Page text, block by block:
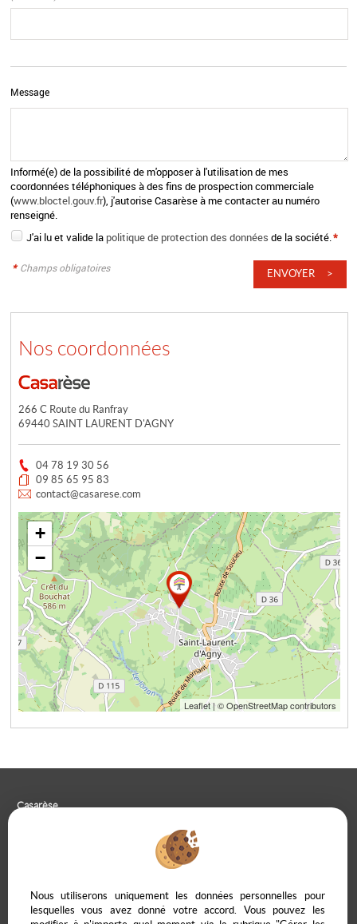
Message
Informé(e) de la possibilité de m'opposer à l'utilisation de mes
coordonnées téléphoniques à des fins de prospection commerciale
(www.bloctel.gouv.fr), j'autorise Casarèse à me contacter au numéro
renseigné.
J'ai lu et valide la politique de protection des données de la société.*
* Champs obligatoires
Nos coordonnées
266 C Route du Ranfray
69440 SAINT LAURENT D'AGNY
04 78 19 30 56
09 85 65 95 83
contact@casarese.com
+
−
Leaflet| © OpenStreetMap contributors
Casarèse
09 85 65 95 83
Nous utiliserons uniquement les données personnelles pour
lesquelles vous avez donné votre accord. Vous pouvez les